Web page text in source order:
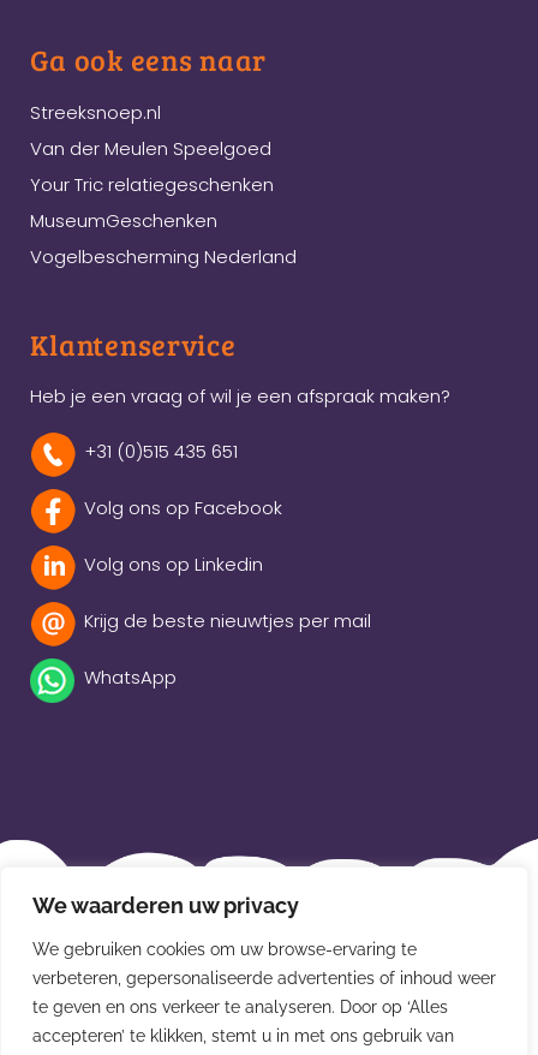
We waarderen uw privacy
We gebruiken cookies om uw browse-ervaring te
verbeteren, gepersonaliseerde advertenties of inhoud weer
te geven en ons verkeer te analyseren. Door op ‘Alles
accepteren’ te klikken, stemt u in met ons gebruik van
Ga ook eens naar
Streeksnoep.nl
Van der Meulen Speelgoed
Your Tric relatiegeschenken
MuseumGeschenken
Vogelbescherming Nederland
Klantenservice
Heb je een vraag of wil je een afspraak maken?
+31 (0)515 435 651
Volg ons op Facebook
Volg ons op Linkedin
Krijg de beste nieuwtjes per mail
WhatsApp
Beleidsverklaring
Privacybeleid
Disclaimer
Leveringsvoorwaarden